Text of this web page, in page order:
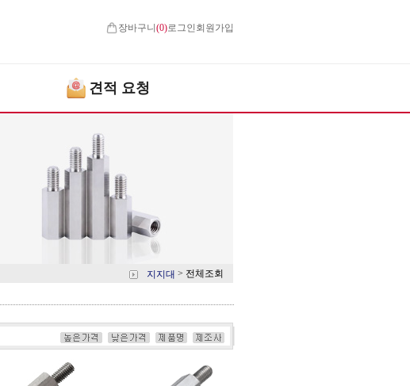
장바구니(0)로그인 회원가입
견적 요청
지지대 > 전체조회